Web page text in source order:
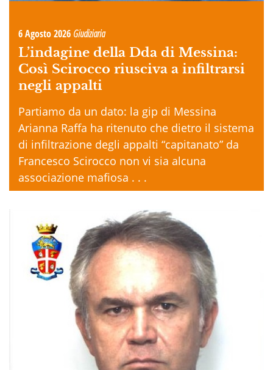
6 Agosto 2026 Giudiziaria
L’indagine della Dda di Messina:
Così Scirocco riusciva a infiltrarsi
negli appalti
Partiamo da un dato: la gip di Messina
Arianna Raffa ha ritenuto che dietro il sistema
di infiltrazione degli appalti “capitanato” da
Francesco Scirocco non vi sia alcuna
associazione mafiosa . . .